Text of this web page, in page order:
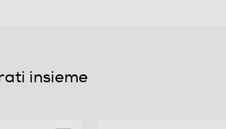
insieme